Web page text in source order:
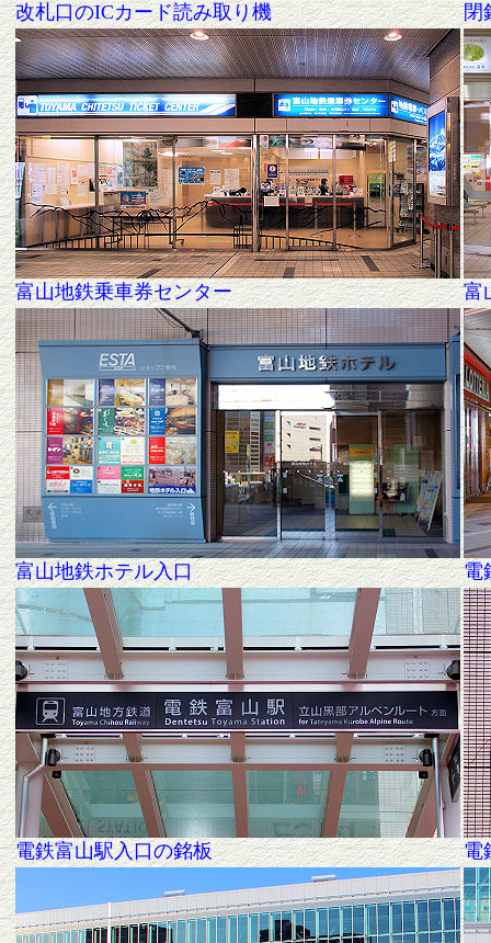
改札口のICカード読み取り機 閉
富山地鉄乗車券センター 富
富山地鉄ホテル入口 電
電鉄富山駅入口の銘板 電